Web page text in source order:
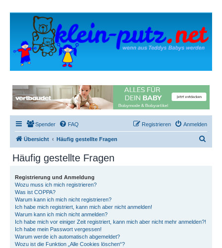
Spender FAQ Anmelden
Registrieren
Übersicht Häufig gestellte Fragen
Häufig gestellte Fragen
Registrierung und Anmeldung
Wozu muss ich mich registrieren?
Was ist COPPA?
Warum kann ich mich nicht registrieren?
Ich habe mich registriert, kann mich aber nicht anmelden!
Warum kann ich mich nicht anmelden?
Ich habe mich vor einiger Zeit registriert, kann mich aber nicht mehr anmelden?!
Ich habe mein Passwort vergessen!
Warum werde ich automatisch abgemeldet?
Wozu ist die Funktion „Alle Cookies löschen“?